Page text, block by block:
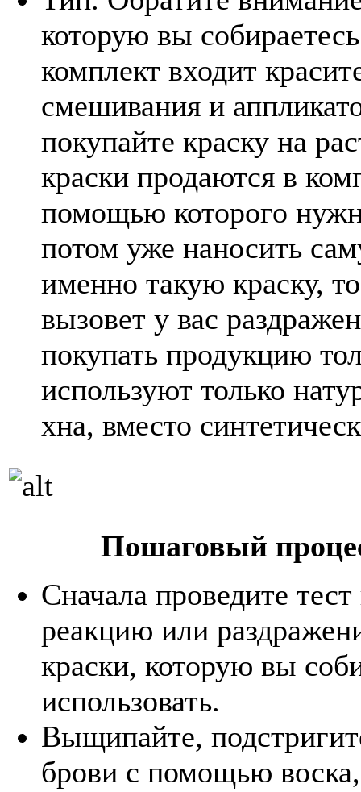
которую вы
комплект входит
смешивания и
покупайте краску на
краски продаются в
помощью которого
потом уже наносить
именно такую краску,
вызовет у вас
покупать продукцию
используют только
хна, вместо
Пошаговый
Сначала проведите
реакцию или
краски, которую вы
использовать.
Выщипайте,
брови с помощью